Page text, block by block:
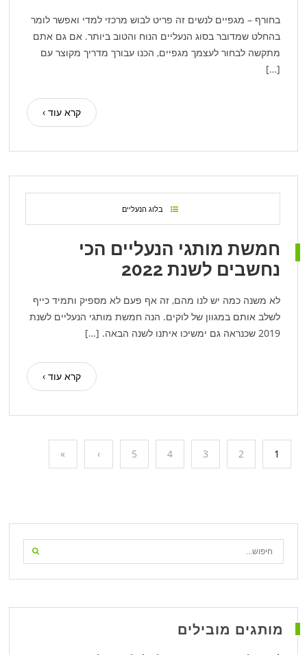
בחורף – מגפיים לנשים זה פריט לבוש מרכזי למדי ואפשר לומר
בהחלט שמדובר בסוג הנעליים הנוח והטוב ביותר. אם גם אתם
מתקשה לבחור לעצמך מגפיים, הכנו עבורך מדריך מקוצר עם
[…]
קרא עוד ›
בלוג הנעליים
חמשת מותגי הנעליים הכי
נחשבים לשנת 2022
לא משנה כמה יש לנו מהם, זה אף פעם לא מספיק ותמיד כייף
לשלב אותם במגוון של לוקים. הנה חמשת מותגי הנעליים לשנת
2019 שכנראה גם ימשיכו איתנו לשנה הבאה. […]
קרא עוד ›
1
2
3
4
5
›
»
מותגים מובילים